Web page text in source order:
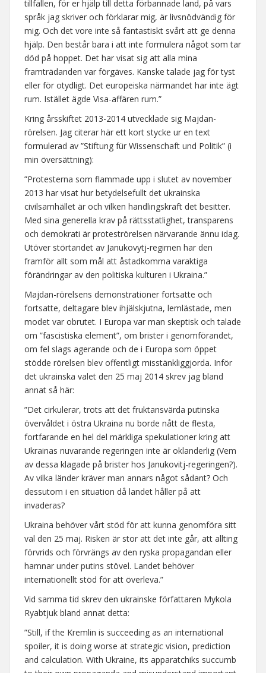
tillfällen, för er hjälp till detta förbannade land, på vars
språk jag skriver och förklarar mig, är livsnödvändig för
mig. Och det vore inte så fantastiskt svårt att ge denna
hjälp. Den består bara i att inte formulera något som tar
död på hoppet. Det har visat sig att alla mina
framträdanden var förgäves. Kanske talade jag för tyst
eller för otydligt. Det europeiska närmandet har inte ägt
rum. Istället ägde Visa-affären rum.”
Kring årsskiftet 2013-2014 utvecklade sig Majdan-
rörelsen. Jag citerar här ett kort stycke ur en text
formulerad av ”Stiftung für Wissenschaft und Politik” (i
min översättning):
”Protesterna som flammade upp i slutet av november
2013 har visat hur betydelsefullt det ukrainska
civilsamhället är och vilken handlingskraft det besitter.
Med sina generella krav på rättsstatlighet, transparens
och demokrati är proteströrelsen närvarande ännu idag.
Utöver störtandet av Janukovytj-regimen har den
framför allt som mål att åstadkomma varaktiga
förändringar av den politiska kulturen i Ukraina.”
Majdan-rörelsens demonstrationer fortsatte och
fortsatte, deltagare blev ihjälskjutna, lemlästade, men
modet var obrutet. I Europa var man skeptisk och talade
om ”fascistiska element”, om brister i genomförandet,
om fel slags agerande och de i Europa som öppet
stödde rörelsen blev offentligt misstänkliggjorda. Inför
det ukrainska valet den 25 maj 2014 skrev jag bland
annat så här:
”Det cirkulerar, trots att det fruktansvärda putinska
övervåldet i östra Ukraina nu borde nått de flesta,
fortfarande en hel del märkliga spekulationer kring att
Ukrainas nuvarande regeringen inte är oklanderlig (Vem
av dessa klagade på brister hos Janukovitj-regeringen?).
Av vilka länder kräver man annars något sådant? Och
dessutom i en situation då landet håller på att
invaderas?
Ukraina behöver vårt stöd för att kunna genomföra sitt
val den 25 maj. Risken är stor att det inte går, att allting
förvrids och förvrängs av den ryska propagandan eller
hamnar under putins stövel. Landet behöver
internationellt stöd för att överleva.”
Vid samma tid skrev den ukrainske författaren Mykola
Ryabtjuk bland annat detta:
”Still, if the Kremlin is succeeding as an international
spoiler, it is doing worse at strategic vision, prediction
and calculation. With Ukraine, its apparatchiks succumb